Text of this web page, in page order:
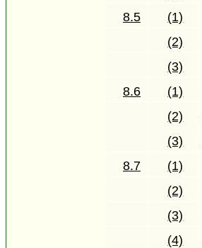
8.5
(1)
(2)
(3)
8.6
(1)
(2)
(3)
8.7
(1)
(2)
(3)
(4)